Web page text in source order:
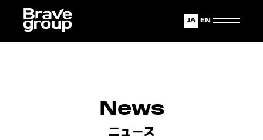
English
Japanese
News
ニュース